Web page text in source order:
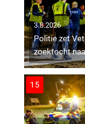
3.8.2026
Politie zet
zoektocht
15